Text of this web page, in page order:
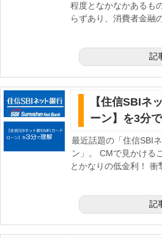
程度となかなかあるも
らずあり、消費者金融
記
【住信SBIネ
ーン】を3分
最近話題の「住信SBI
ン」。 CMで見かける
とかなりの低金利！ 衝
記